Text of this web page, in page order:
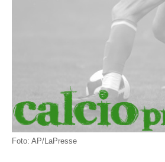
Foto: AP/LaPresse